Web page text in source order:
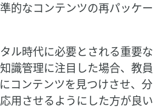
的なコンテンツの再パッケー
ル時代に必要とされる重要な
識管理に注目した場合、教員
コンテンツを見つけさせ、分
用させるようにした方が良い